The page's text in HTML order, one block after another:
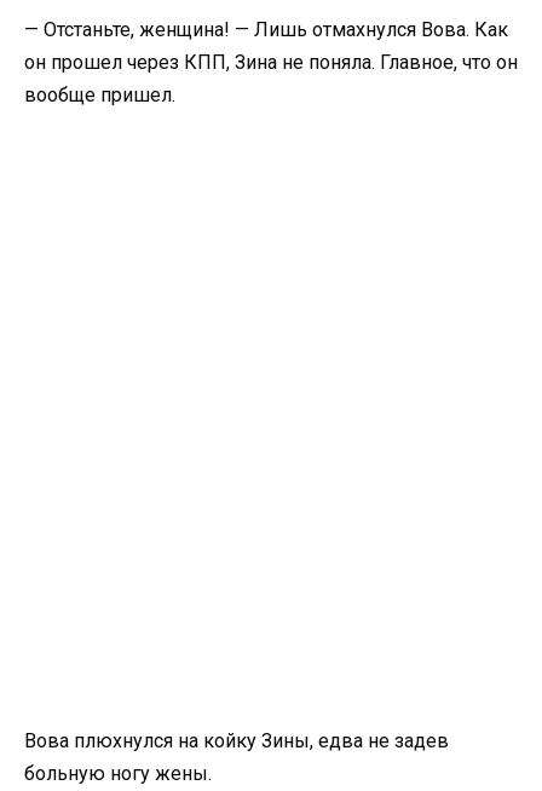
— Отстаньте, женщина! — Лишь отмахнулся Вова. Как
он прошел через КПП, Зина не поняла. Главное, что он
вообще пришел.
Вова плюхнулся на койку Зины, едва не задев
больную ногу жены.